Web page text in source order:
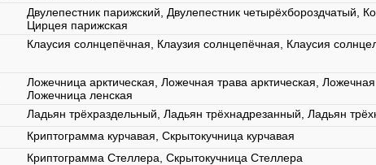
Двулепестник парижский, Двулепестник четырёхбороздчатый,
Цирцея парижская
Клаусия солнцепёчная, Клаузия солнцепёчная, Клаусия
Ложечница арктическая, Ложечная трава арктическая, Ложечная
Ложечница ленская
Ладьян трёхраздельный, Ладьян трёхнадрезанный, Ладьян
Криптограмма курчавая, Скрытокучница курчавая
Криптограмма Стеллера, Скрытокучница Стеллера